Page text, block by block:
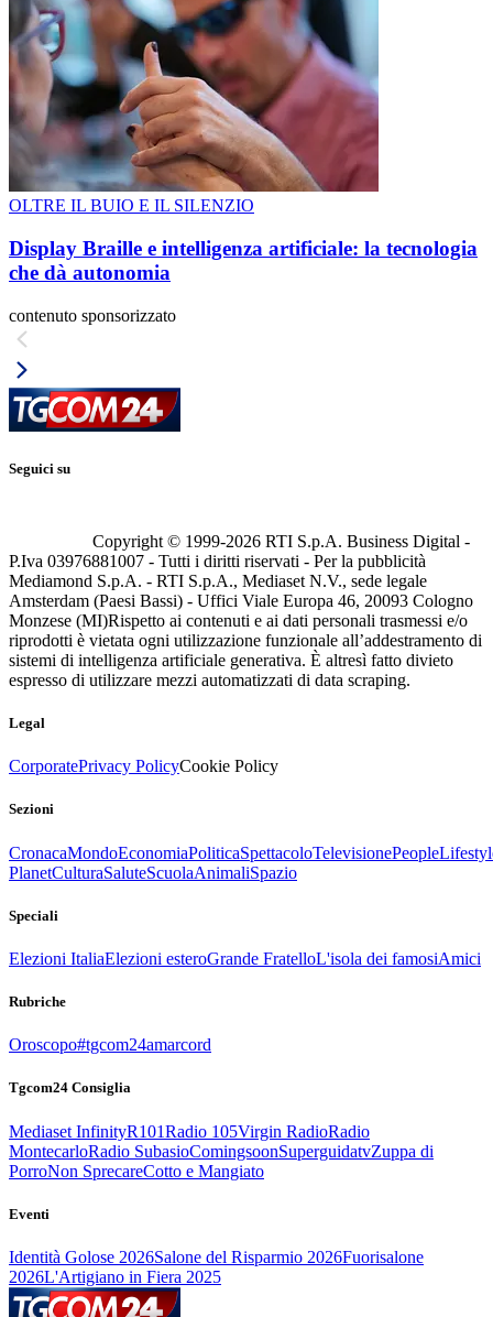
OLTRE IL BUIO E IL SILENZIO
Display Braille e intelligenza artificiale: la tecnologia
che dà autonomia
contenuto sponsorizzato
Seguici su
Copyright © 1999-2026 RTI S.p.A. Business Digital -
P.Iva 03976881007 - Tutti i diritti riservati - Per la pubblicità
Mediamond S.p.A. - RTI S.p.A., Mediaset N.V., sede legale
Amsterdam (Paesi Bassi) - Uffici Viale Europa 46, 20093 Cologno
Monzese (MI)Rispetto ai contenuti e ai dati personali trasmessi e/o
riprodotti è vietata ogni utilizzazione funzionale all’addestramento di
sistemi di intelligenza artificiale generativa. È altresì fatto divieto
espresso di utilizzare mezzi automatizzati di data scraping.
Legal
CorporatePrivacy PolicyCookie Policy
Sezioni
CronacaMondoEconomiaPoliticaSpettacoloTelevisionePeople
PlanetCulturaSaluteScuolaAnimaliSpazio
Speciali
Elezioni ItaliaElezioni esteroGrande FratelloL'isola dei famosiAmici
Rubriche
Oroscopo#tgcom24amarcord
Tgcom24 Consiglia
Mediaset InfinityR101Radio 105Virgin RadioRadio
MontecarloRadio SubasioComingsoonSuperguidatvZuppa di
PorroNon SprecareCotto e Mangiato
Eventi
Identità Golose 2026Salone del Risparmio 2026Fuorisalone
2026L'Artigiano in Fiera 2025